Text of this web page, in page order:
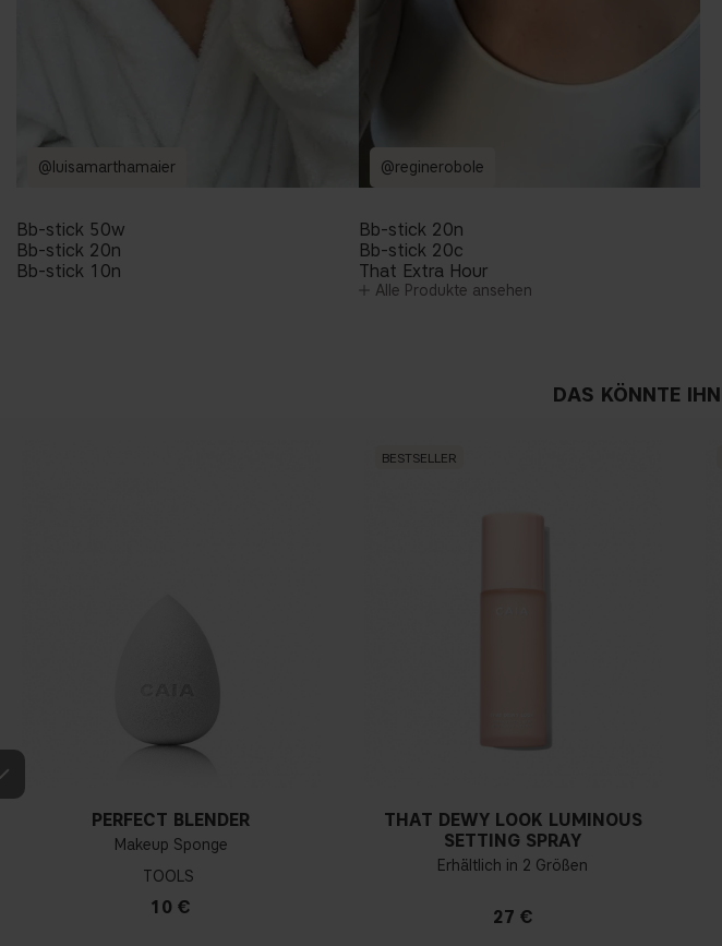
@luisamarthamaier
Bb-stick 50w
Bb-stick 20n
Bb-stick 10n
@reginerobole
Bb-stick 20n
Bb-stick 20c
That Extra Hour
Alle Produkte ansehen
DAS KÖNNTE
PERFECT BLENDER
Makeup Sponge
TOOLS
10 €
BESTSELLER
THAT DEWY LOOK LUMINOUS
SETTING SPRAY
Erhältlich in 2 Größen
27 €